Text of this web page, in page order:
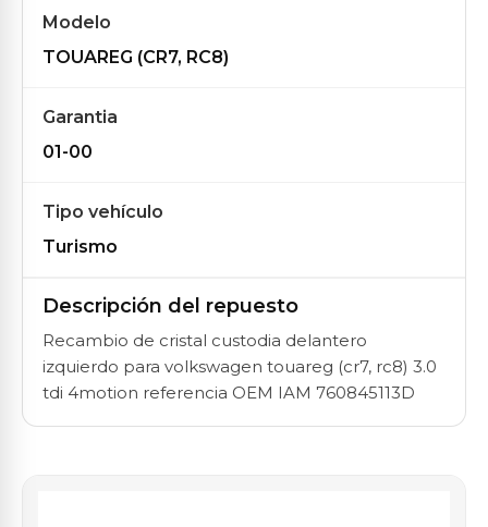
Modelo
TOUAREG (CR7, RC8)
Garantia
01-00
Tipo vehículo
Turismo
Descripción del repuesto
Recambio de cristal custodia delantero
izquierdo para volkswagen touareg (cr7, rc8) 3.0
tdi 4motion referencia OEM IAM 760845113D